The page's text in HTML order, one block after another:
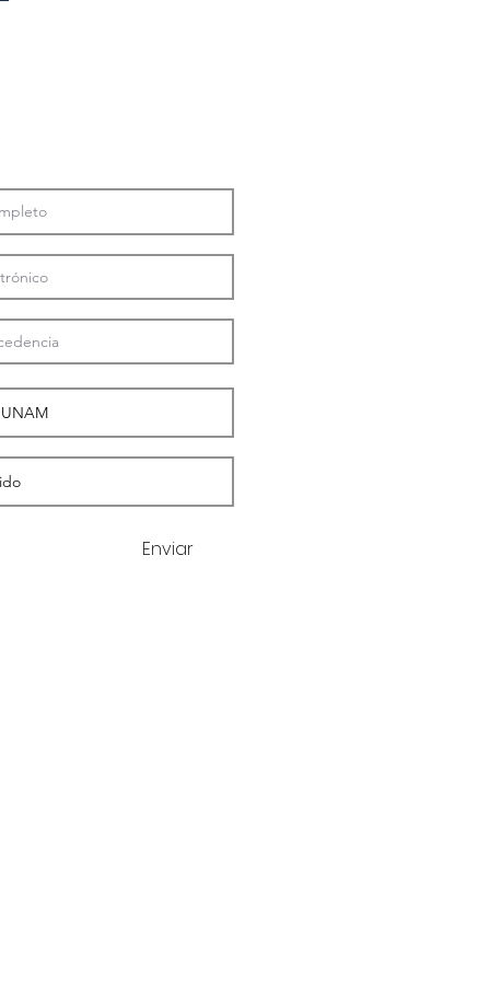
Enviar